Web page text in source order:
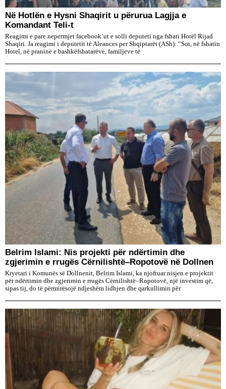
Në Hotlën e Hysni Shaqirit u përurua Lagjja e
Komandant Teli-t
Reagimi e pare nepermjet facebook’ut e solli deputeti nga fshati Hotël Rijad
Shaqiri. Ja reagimi i deputetit të Aleances per Shqiptarët (ASh): “Sot, në fshatin
Hotel, në praninë e bashkëfshatarëve, familjeve të
Belrim Islami: Nis projekti për ndërtimin dhe
zgjerimin e rrugës Cërnilishtë–Ropotovë në Dollnen
Kryetari i Komunës së Dollnenit, Belrim Islami, ka njoftuar nisjen e projektit
për ndërtimin dhe zgjerimin e rrugës Cërnilishtë–Ropotovë, një investim që,
sipas tij, do të përmirësojë ndjeshëm lidhjen dhe qarkullimin për